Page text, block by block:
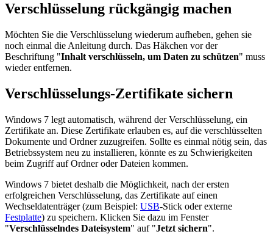
Verschlüsselung rückgängig machen
Möchten Sie die Verschlüsselung wiederum aufheben, gehen sie
noch einmal die Anleitung durch. Das Häkchen vor der
Beschriftung "Inhalt verschlüsseln, um Daten zu schützen" muss
wieder entfernen.
Verschlüsselungs-Zertifikate sichern
Windows 7 legt automatisch, während der Verschlüsselung, ein
Zertifikate an. Diese Zertifikate erlauben es, auf die verschlüsselten
Dokumente und Ordner zuzugreifen. Sollte es einmal nötig sein, das
Betriebssystem neu zu installieren, könnte es zu Schwierigkeiten
beim Zugriff auf Ordner oder Dateien kommen.
Windows 7 bietet deshalb die Möglichkeit, nach der ersten
erfolgreichen Verschlüsselung, das Zertifikate auf einen
Wechseldatenträger (zum Beispiel: USB-Stick oder externe
Festplatte) zu speichern. Klicken Sie dazu im Fenster
"Verschlüsselndes Dateisystem" auf "Jetzt sichern".